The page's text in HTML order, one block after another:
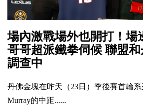
場內激戰場外也開打！場
哥哥超派鐵拳伺候 聯盟
調查中
丹佛金塊在昨天（23日）季後賽首輪系
Murray的中距......